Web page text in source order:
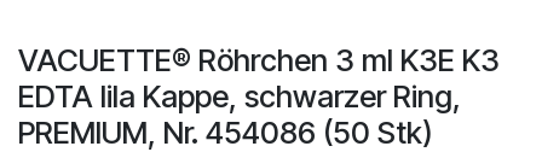
VACUETTE® Röhrchen 3 ml K3E K3
EDTA lila Kappe, schwarzer Ring,
PREMIUM, Nr. 454086 (50 Stk)